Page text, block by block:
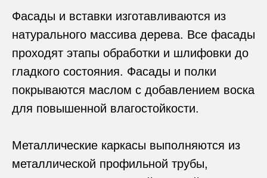
Фасады и вставки изготавливаются из
натурального массива дерева. Все фасады
проходят этапы обработки и шлифовки до
гладкого состояния. Фасады и полки
покрываются маслом с добавлением воска
для повышенной влагостойкости.
Металлические каркасы выполняются из
металлической профильной трубы,